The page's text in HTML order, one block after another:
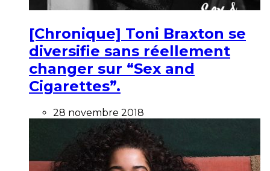
[Chronique] Toni Braxton se
diversifie sans réellement
changer sur “Sex and
Cigarettes”.
28 novembre 2018